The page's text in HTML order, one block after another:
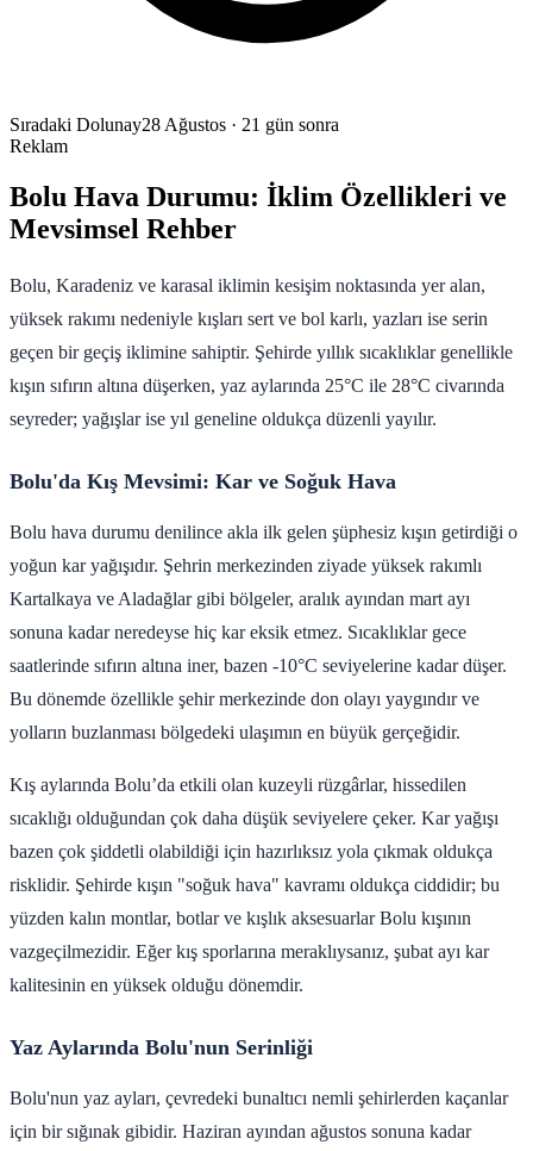
Sıradaki Dolunay28 Ağustos · 21 gün sonra
Reklam
Bolu Hava Durumu: İklim Özellikleri ve
Mevsimsel Rehber
Bolu, Karadeniz ve karasal iklimin kesişim noktasında yer alan,
yüksek rakımı nedeniyle kışları sert ve bol karlı, yazları ise serin
geçen bir geçiş iklimine sahiptir. Şehirde yıllık sıcaklıklar genellikle
kışın sıfırın altına düşerken, yaz aylarında 25°C ile 28°C civarında
seyreder; yağışlar ise yıl geneline oldukça düzenli yayılır.
Bolu'da Kış Mevsimi: Kar ve Soğuk Hava
Bolu hava durumu denilince akla ilk gelen şüphesiz kışın getirdiği o
yoğun kar yağışıdır. Şehrin merkezinden ziyade yüksek rakımlı
Kartalkaya ve Aladağlar gibi bölgeler, aralık ayından mart ayı
sonuna kadar neredeyse hiç kar eksik etmez. Sıcaklıklar gece
saatlerinde sıfırın altına iner, bazen -10°C seviyelerine kadar düşer.
Bu dönemde özellikle şehir merkezinde don olayı yaygındır ve
yolların buzlanması bölgedeki ulaşımın en büyük gerçeğidir.
Kış aylarında Bolu’da etkili olan kuzeyli rüzgârlar, hissedilen
sıcaklığı olduğundan çok daha düşük seviyelere çeker. Kar yağışı
bazen çok şiddetli olabildiği için hazırlıksız yola çıkmak oldukça
risklidir. Şehirde kışın "soğuk hava" kavramı oldukça ciddidir; bu
yüzden kalın montlar, botlar ve kışlık aksesuarlar Bolu kışının
vazgeçilmezidir. Eğer kış sporlarına meraklıysanız, şubat ayı kar
kalitesinin en yüksek olduğu dönemdir.
Yaz Aylarında Bolu'nun Serinliği
Bolu'nun yaz ayları, çevredeki bunaltıcı nemli şehirlerden kaçanlar
için bir sığınak gibidir. Haziran ayından ağustos sonuna kadar